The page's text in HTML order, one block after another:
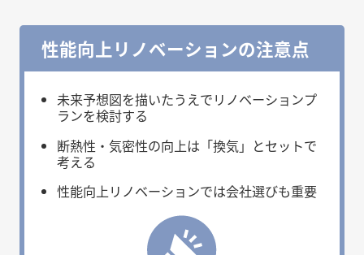
性能向上リノベーションの注意点
未来予想図を描いたうえでリノベーションプ
ランを検討する
断熱性・気密性の向上は「換気」とセットで
考える
性能向上リノベーションでは会社選びも重要